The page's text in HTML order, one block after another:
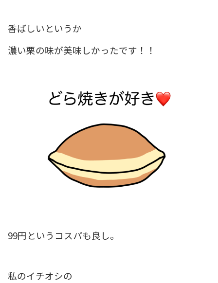
香ばしいというか
濃い栗の味が美味しかったです！！
99円というコスパも良し。
私のイチオシの